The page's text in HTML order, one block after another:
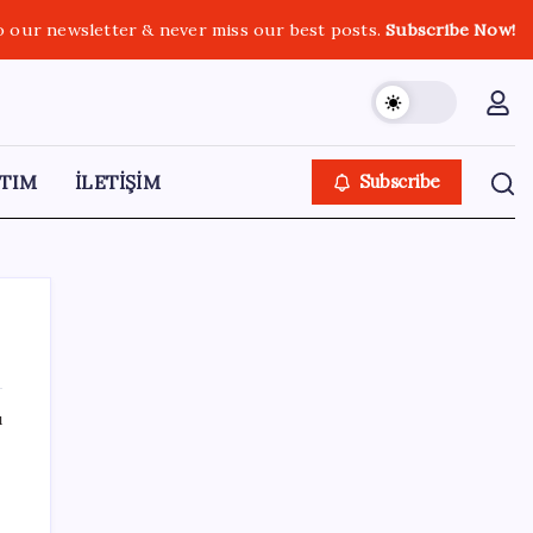
our newsletter & never miss our best posts.Subscribe Now!
İLETİŞİM Subscribe